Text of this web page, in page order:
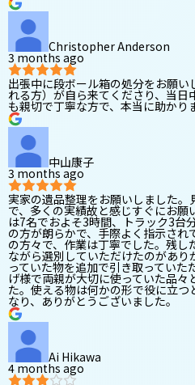
Christopher Anderson
3 months ago
出張中に段ボール箱の処分をお願
れる方）が自ら来てくださり、当日
も親切で丁寧な方で、本当に助かり
中山康子
3 months ago
実家の遺品整理をお願いしました。
で、多くの実績故と感じすぐにお願
は7名でおよそ3時間、トラック3台
の方が朗らかで、手際よく指示され
の方々で、作業は丁寧でした。残し
ながら選別していただけたのがあ
っていた物を追加で引き取ってい
げ様で両親が大切に使っていた品々
た。使える物は何かの形で役に立
なり、ありがとうございました。
Ai Hikawa
4 months ago